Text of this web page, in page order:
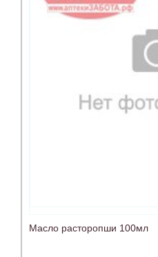
Масло расторопши 100мл